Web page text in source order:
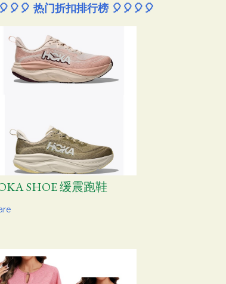
热门折扣排行榜 🎈🎈🎈🎈
SHOE 缓震跑鞋